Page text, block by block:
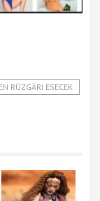
RÜZGÂRI ESECEK